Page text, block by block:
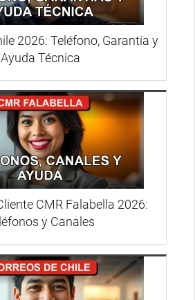
2026: Teléfono, Garantía y
Ayuda Técnica
CMR Falabella 2026:
y Canales